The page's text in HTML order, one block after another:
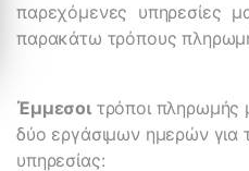
παρεχόμενες υπηρεσίες
παρακάτω τρόπους
Έμμεσοιτρόποι πληρωμής
δύο εργάσιμων ημερών για
υπηρεσίας: